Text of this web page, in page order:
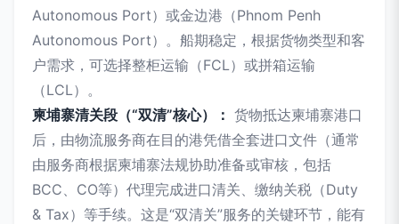
Autonomous Port）或金边港（Phnom Penh
Autonomous Port）。船期稳定，根据货物类型和客
户需求，可选择整柜运输（FCL）或拼箱运输
（LCL）。
柬埔寨清关段（“双清”核心）： 货物抵达柬埔寨港口
后，由物流服务商在目的港凭借全套进口文件（通常
由服务商根据柬埔寨法规协助准备或审核，包括
BCC、CO等）代理完成进口清关、缴纳关税（Duty
& Tax）等手续。这是“双清关”服务的关键环节，能有